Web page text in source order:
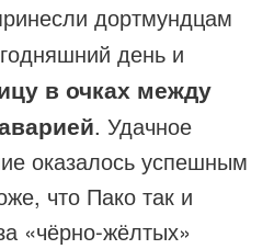
дортмундцам
день и
в очках между
. Удачное
оказалось успешным
что Пако так и
«чёрно-жёлтых»